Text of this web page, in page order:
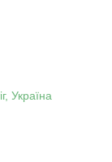
Україна